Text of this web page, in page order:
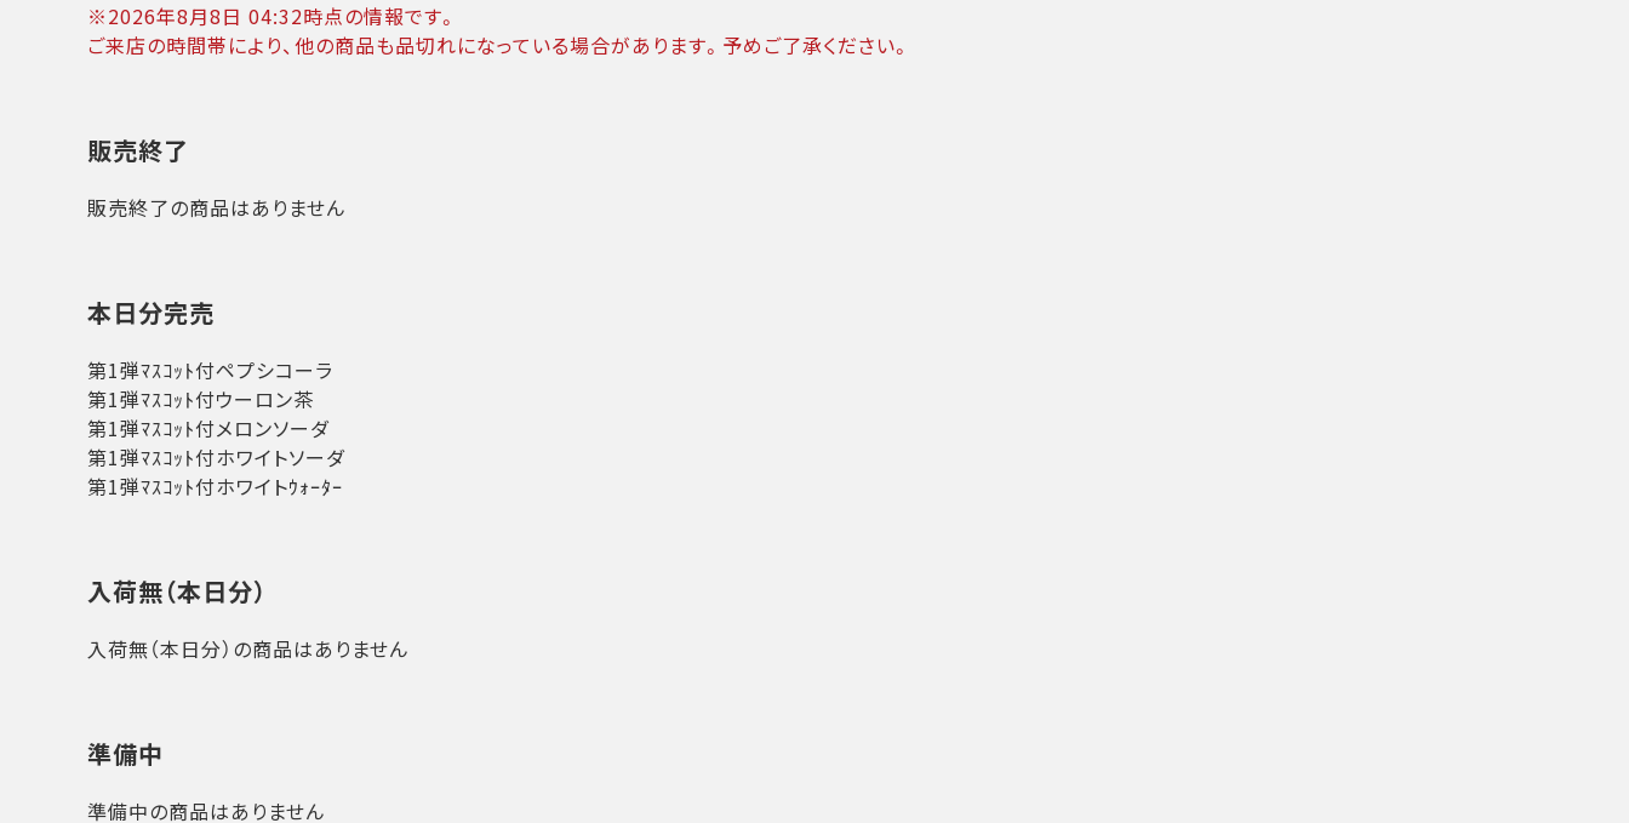
※2026年8月8日 04:32時点の情報です。
ご来店の時間帯により、他の商品も品切れになっている場合があります。予めご了承ください。
販売終了
販売終了の商品はありません
本日分完売
第1弾ﾏｽｺｯﾄ付ペプシコーラ
第1弾ﾏｽｺｯﾄ付ウーロン茶
第1弾ﾏｽｺｯﾄ付メロンソーダ
第1弾ﾏｽｺｯﾄ付ホワイトソーダ
第1弾ﾏｽｺｯﾄ付ホワイトｳｫｰﾀｰ
入荷無（本日分）
入荷無（本日分）の商品はありません
準備中
準備中の商品はありません